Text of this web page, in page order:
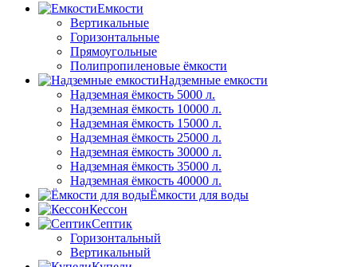
Емкости
Вертикальные
Горизонтальные
Прямоугольные
Полипропиленовые ёмкости
Надземные емкости
Надземная ёмкость 5000 л.
Надземная ёмкость 10000 л.
Надземная ёмкость 15000 л.
Надземная ёмкость 25000 л.
Надземная ёмкость 30000 л.
Надземная ёмкость 35000 л.
Надземная ёмкость 40000 л.
Ёмкости для воды
Кессон
Септик
Горизонтальный
Вертикальный